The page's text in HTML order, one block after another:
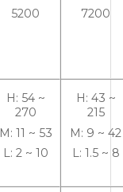
5200 7200
H: 54 ~
270
M: 11 ~ 53
L: 2 ~ 10
H: 43 ~
215
M: 9 ~ 42
L: 1.5 ~ 8